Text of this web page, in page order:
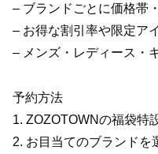
– ブランドごとに価格帯
– お得な割引率や限定ア
– メンズ・レディース・
予約方法
1. ZOZOTOWNの福袋特
2. お目当てのブランドを